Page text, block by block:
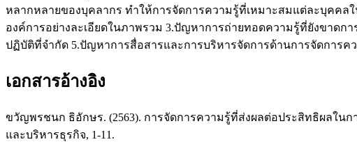
หลากหลายของบุคลากร ทำให้การจัดการความรู้ที่เหมาะสมแต่ละบุคคล
องค์การอย่างละเอียดในภาพรวม 3.ปัญหาการถ่ายทอดความรู้ที่ยังขาด
ปฏิบัติที่จำกัด 5.ปัญหาการสื่อสารและการบริหารจัดการด้านการจัดการ
เอกสารอ้างอิง
ขวัญพรชนก ธิอักษร. (2563). การจัดการความรู้ที่ส่งผลต่อประสิทธิผลใน
และบริหารธุรกิจ, 1-11.